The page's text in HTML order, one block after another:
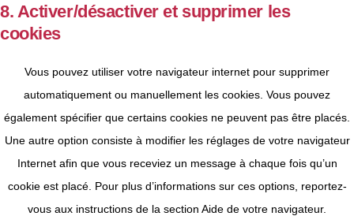
8. Activer/désactiver et supprimer les
cookies
Vous pouvez utiliser votre navigateur internet pour supprimer
automatiquement ou manuellement les cookies. Vous pouvez
également spécifier que certains cookies ne peuvent pas être placés.
Une autre option consiste à modifier les réglages de votre navigateur
Internet afin que vous receviez un message à chaque fois qu’un
cookie est placé. Pour plus d’informations sur ces options, reportez-
vous aux instructions de la section Aide de votre navigateur.